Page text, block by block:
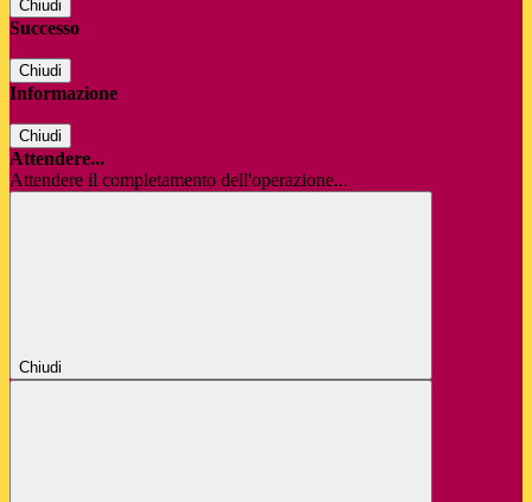
Chiudi
Successo
Chiudi
Informazione
Chiudi
Attendere...
Attendere il completamento dell'operazione...
Chiudi